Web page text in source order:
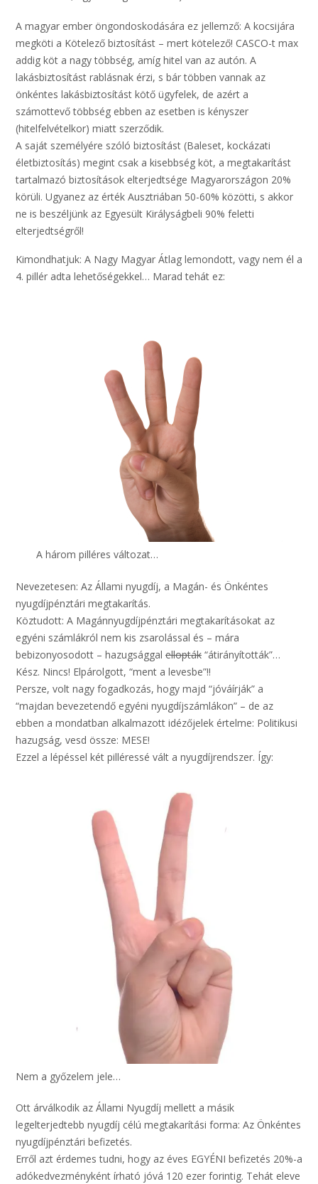
A magyar ember öngondoskodására ez jellemző: A kocsijára
megköti a Kötelező biztosítást – mert kötelező! CASCO-t max
addig köt a nagy többség, amíg hitel van az autón. A
lakásbiztosítást rablásnak érzi, s bár többen vannak az
önkéntes lakásbiztosítást kötő ügyfelek, de azért a
számottevő többség ebben az esetben is kényszer
(hitelfelvételkor) miatt szerződik.
A saját személyére szóló biztosítást (Baleset, kockázati
életbiztosítás) megint csak a kisebbség köt, a megtakarítást
tartalmazó biztosítások elterjedtsége Magyarországon 20%
körüli. Ugyanez az érték Ausztriában 50-60% közötti, s akkor
ne is beszéljünk az Egyesült Királyságbeli 90% feletti
elterjedtségről!
Kimondhatjuk: A Nagy Magyar Átlag lemondott, vagy nem él a
4. pillér adta lehetőségekkel… Marad tehát ez:
A három pilléres változat…
Nevezetesen: Az Állami nyugdíj, a Magán- és Önkéntes
nyugdíjpénztári megtakarítás.
Köztudott: A Magánnyugdíjpénztári megtakarításokat az
egyéni számlákról nem kis zsarolással és – mára
bebizonyosodott – hazugsággal ellopták “átirányították”…
Kész. Nincs! Elpárolgott, “ment a levesbe”!!
Persze, volt nagy fogadkozás, hogy majd “jóváírják” a
“majdan bevezetendő egyéni nyugdíjszámlákon” – de az
ebben a mondatban alkalmazott idézőjelek értelme: Politikusi
hazugság, vesd össze: MESE!
Ezzel a lépéssel két pilléressé vált a nyugdíjrendszer. Így:
Nem a győzelem jele…
Ott árválkodik az Állami Nyugdíj mellett a másik
legelterjedtebb nyugdíj célú megtakarítási forma: Az Önkéntes
nyugdíjpénztári befizetés.
Erről azt érdemes tudni, hogy az éves EGYÉNI befizetés 20%-a
adókedvezményként írható jóvá 120 ezer forintig. Tehát eleve